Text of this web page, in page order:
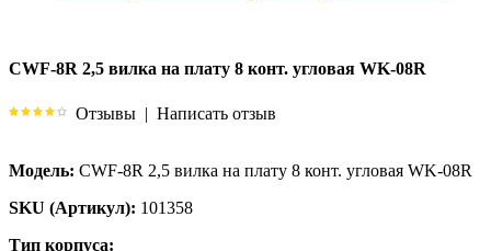
CWF-8R 2,5 вилка на плату 8 конт. угловая WK-08R
Отзывы | Написать отзыв
Модель: CWF-8R 2,5 вилка на плату 8 конт. угловая WK-08R
SKU (Артикул): 101358
Тип корпуса: